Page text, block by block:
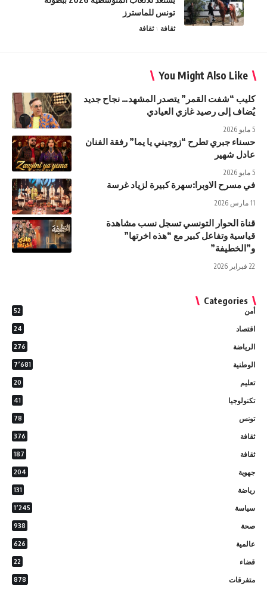
تونس للماسترز
ثقافة ثقافة
You Might Also Like
كليب “شفت القمر” يتصدر المشهد… نجاح جديد
يُضاف إلى رصيد غازي العيادي
حسناء جبري تطرح “زوجيني يا يما” رفقة الفنان
عادل شهير
في مسرح الاوبرا:سهرة كبيرة لزياد غرسة
قناة الحوار التونسي تسجل نسب مشاهدة
قياسية وتفاعل كبير مع “هذه اخرتها”
و”الخطيفة”
Categories
أمن 52
اقتصاد 24
الرياضة 276
الوطنية 7٬681
تعليم 20
تكنولوجيا 41
تونس 78
ثقافة 376
ثقافة 187
جهوية 204
رياضة 131
سياسة 1٬245
صحة 938
عالمية 626
قضاء 22
متفرقات 878